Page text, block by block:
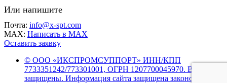
Или напишите
Почта: info@x-spt.com
MAX: Написать в MAX
Оставить заявку
© ООО «ИКСПРОМСУППОРТ» ИНН/КПП
7733351242/773301001, ОГРН 1207700045970. Все права
защищены. Информация сайта защищена законом об